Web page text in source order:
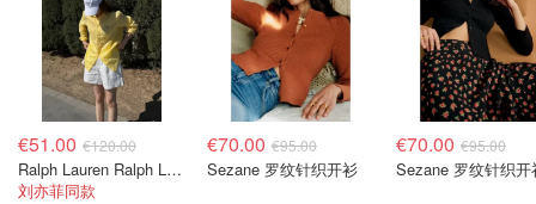
€51.00 €120.00
Ralph Lauren Ralph Lauren 男童亚麻衬衫
刘亦菲同款
€70.00 €95.00
Sezane 罗纹针织开衫
€70.00 €95.00
Sezane 罗纹针织开